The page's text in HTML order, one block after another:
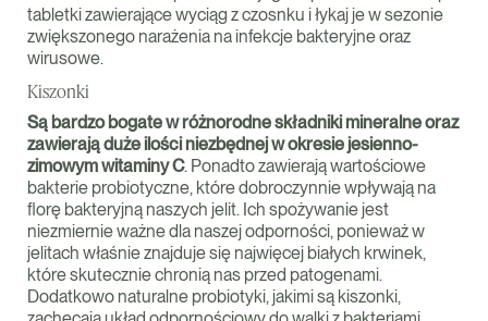
tabletki zawierające wyciąg z czosnku i łykaj je w sezonie
zwiększonego narażenia na infekcje bakteryjne oraz
wirusowe.
Kiszonki
Są bardzo bogate w różnorodne składniki mineralne oraz
zawierają duże ilości niezbędnej w okresie jesienno-
zimowym witaminy C. Ponadto zawierają wartościowe
bakterie probiotyczne, które dobroczynnie wpływają na
florę bakteryjną naszych jelit. Ich spożywanie jest
niezmiernie ważne dla naszej odporności, ponieważ w
jelitach właśnie znajduje się najwięcej białych krwinek,
które skutecznie chronią nas przed patogenami.
Dodatkowo naturalne probiotyki, jakimi są kiszonki,